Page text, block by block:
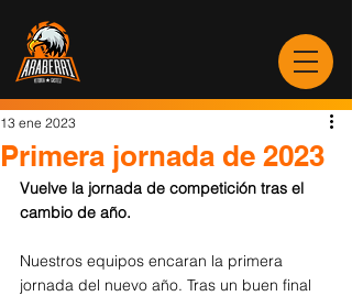
Primera jornada de 2023
13 ene 2023
Vuelve la jornada de competición tras el
cambio de año.
Nuestros equipos encaran la primera
jornada del nuevo año. Tras un buen final